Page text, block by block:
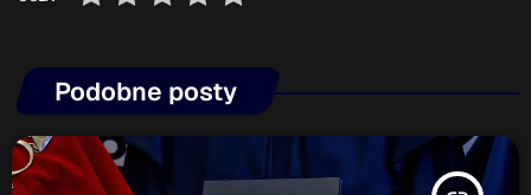
Podobne posty